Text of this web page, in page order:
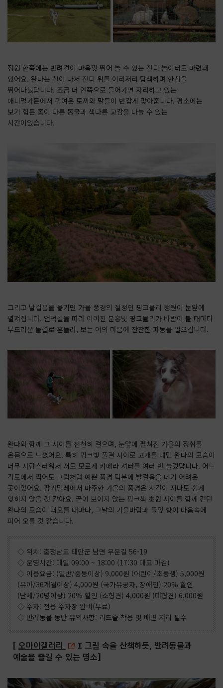
정원 한쪽에는 반려견이 마음껏 뛰어 놀 수 있는 잔디 놀이터도 마련돼
있어요. 완다는 신이 나서 잔디 위를 이리저리 탐색하며 한참을
뛰어다녔답니다. 조금 더 안쪽으로 들어가면 자리하고 있는
애니멀가든에서 귀여운 토끼와 말들이 반갑게 맞아줍니다. 평소에는
보기 힘든 종이 다른 동물과 색다른 교감을 나눌 수 있는
시간이었습니다.
그리고 발걸음을 옮기면 가을 풍경의 절정인 핑크뮬리 정원이 눈앞에
펼쳐집니다. 언덕길을 따라 이어진 분홍빛 핑크뮬리가 바람이 불 때마다
부드러운 물결로 흔들려, 보는 이의 마음에 잔잔한 파동을 일으킵니다.
완다와 함께 그 사이를 천천히 걸으며, 눈앞에 펼쳐진 가을의 정취를
온몸으로 느꼈어요. 특히 핑크빛 풀결 사이로 고개를 내민 완다의 모습이
너무 사랑스러워서 저도 모르게 카메라 셔터를 여러 번 눌렀답니다. 어느
각도에서 찍어도 그림처럼 예쁜 풍경 덕분에 발걸음을 떼기 어려운
곳이었어요. 팜카밀레에서 마주한 가을의 풍경은 시간이 지나도 쉽게
잊히지 않을 것 같아요. 끝이 보이지 않는 핑크색 초원 사이를 함께 걷던
완다의 모습이 떠오를 때마다, 그날의 가을바람과 풀잎 향이 마음속에
피어 오를 것 같습니다.
◇ 위치: 충청남도 태안군 남면 우운길 56-19
◇ 운영시간: 매일 09:00 ~ 18:00 (17:30 매표 마감)
◇ 이용요금: (일반/중등이상) 9,000원 (어린이/초등생) 5,000원
(유아/36개월이상) 4,000원 (국가유공자, 장애인) 20% 할인
(단체/20명이상) 20% 할인 (소형견) 4,000원 (대형견) 6,000원
◇ 주차: 전용 주차장 완비(무료)
◇ 반려동물 동반 유의사항: 리드줄 착용 및 배변 처리 필수
[ 오마이갤러리
I 그림 속을 산책하듯, 반려동물과
예술을 즐길 수 있는 명소]